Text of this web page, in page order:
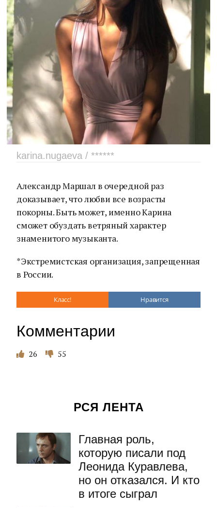
karina.nugaeva / ******
Александр Маршал в очередной раз
доказывает, что любви все возрасты
покорны. Быть может, именно Карина
сможет обуздать ветряный характер
знаменитого музыканта.
*Экстремистская организация, запрещенная
в России.
Класс! Нравится
Комментарии
26 55
РСЯ ЛЕНТА
Главная роль,
которую писали под
Леонида Куравлева,
но он отказался. И кто
в итоге сыграл